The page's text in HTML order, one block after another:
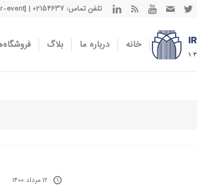
تلفن تماس: 02154637 | [calender-event]
خانه درباره ما بلاگ
۱۲ مرداد ۱۴۰۰